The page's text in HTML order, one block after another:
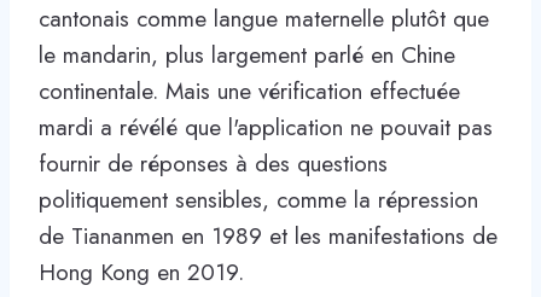
cantonais comme langue maternelle plutôt que
le mandarin, plus largement parlé en Chine
continentale. Mais une vérification effectuée
mardi a révélé que l'application ne pouvait pas
fournir de réponses à des questions
politiquement sensibles, comme la répression
de Tiananmen en 1989 et les manifestations de
Hong Kong en 2019.